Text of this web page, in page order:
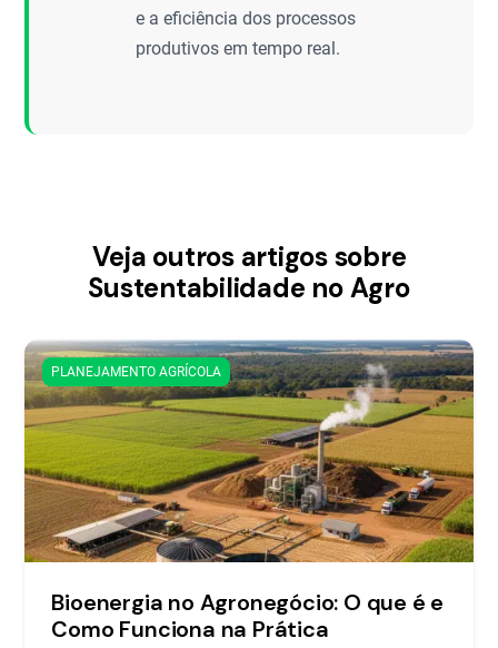
e a eficiência dos processos
produtivos em tempo real.
Veja outros artigos sobre
Sustentabilidade no Agro
PLANEJAMENTO AGRÍCOLA
Bioenergia no Agronegócio: O que é e
Como Funciona na Prática